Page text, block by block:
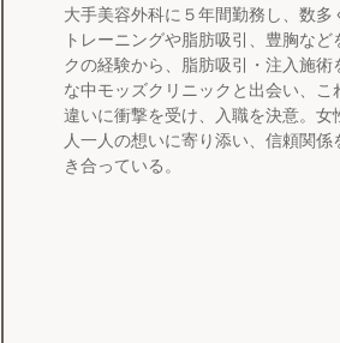
大手美容外科に５年間勤務し、数多
トレーニングや脂肪吸引、豊胸な
クの経験から、脂肪吸引・注入施
な中モッズクリニックと出会い、
違いに衝撃を受け、入職を決意。
人一人の想いに寄り添い、信頼関
き合っている。